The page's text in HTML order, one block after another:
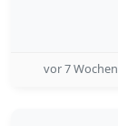
vor 7 Wochen